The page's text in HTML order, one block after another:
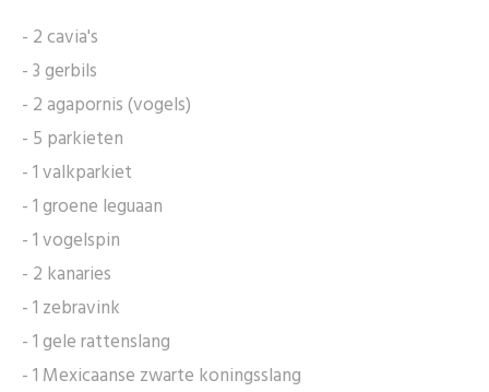
- 2 cavia's
- 3 gerbils
- 2 agapornis (vogels)
- 5 parkieten
- 1 valkparkiet
- 1 groene leguaan
- 1 vogelspin
- 2 kanaries
- 1 zebravink
- 1 gele rattenslang
- 1 Mexicaanse zwarte koningsslang